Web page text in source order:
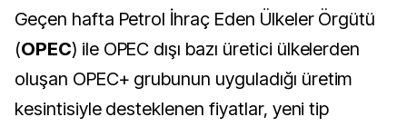
Geçen hafta Petrol İhraç Eden Ülkeler Örgütü
(OPEC) ile OPEC dışı bazı üretici ülkelerden
oluşan OPEC+ grubunun uyguladığı üretim
kesintisiyle desteklenen fiyatlar, yeni tip